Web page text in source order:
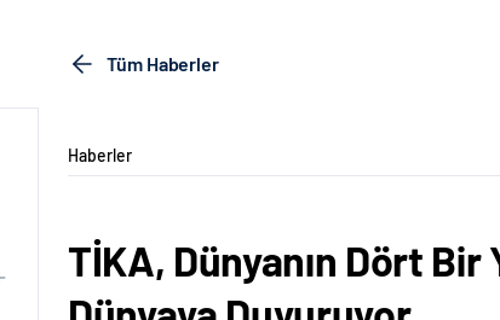
Tüm Haberler
Haberler
TİKA, Dünyanın Dört Bir